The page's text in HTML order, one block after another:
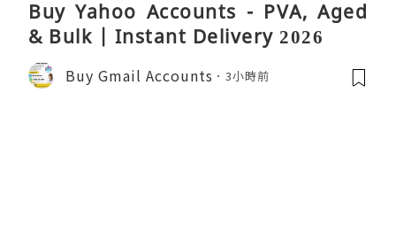
Buy Yahoo Accounts - PVA, Aged
& Bulk | Instant Delivery 2026
Buy Gmail Accounts 3小時前